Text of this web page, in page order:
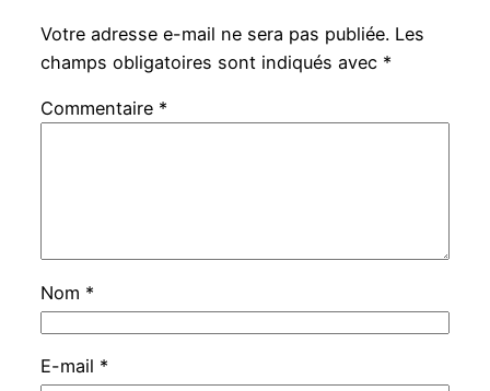
Votre adresse e-mail ne sera pas publiée. Les
champs obligatoires sont indiqués avec *
Commentaire *
Nom *
E-mail *